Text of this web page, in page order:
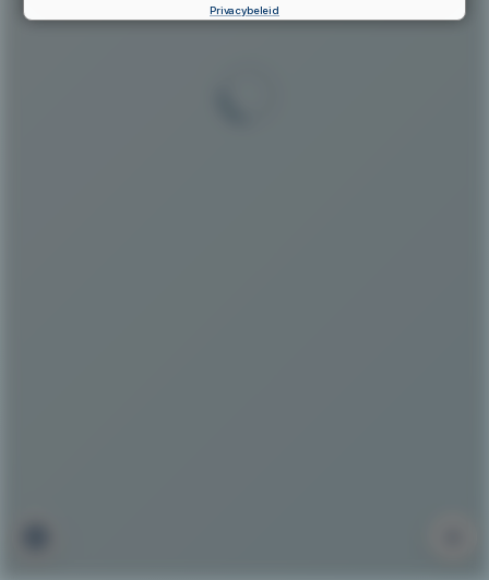
Privacybeleid